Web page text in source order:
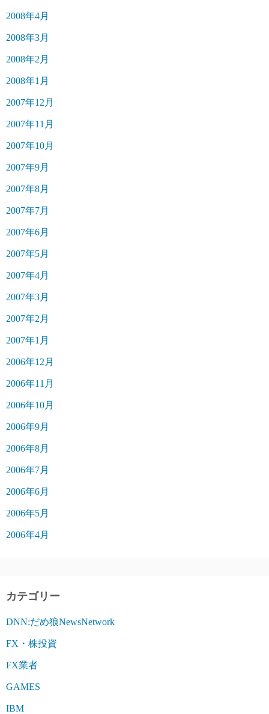
2008年4月
2008年3月
2008年2月
2008年1月
2007年12月
2007年11月
2007年10月
2007年9月
2007年8月
2007年7月
2007年6月
2007年5月
2007年4月
2007年3月
2007年2月
2007年1月
2006年12月
2006年11月
2006年10月
2006年9月
2006年8月
2006年7月
2006年6月
2006年5月
2006年4月
カテゴリー
DNN:だめ狼NewsNetwork
FX・株投資
FX業者
GAMES
IBM